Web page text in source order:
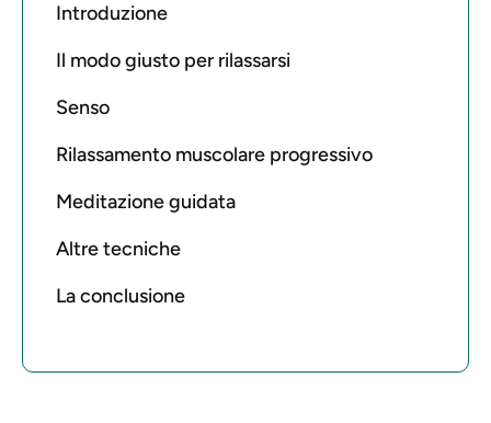
Introduzione
Il modo giusto per rilassarsi
Senso
Rilassamento muscolare progressivo
Meditazione guidata
Altre tecniche
La conclusione